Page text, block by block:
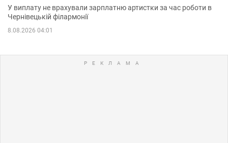
У виплату не врахували зарплатню артистки за час роботи в
Чернівецькій філармонії
8.08.2026 04:01